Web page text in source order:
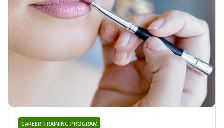
CAREER TRAINING PROGRAM